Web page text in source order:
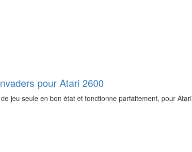
pour Atari 2600
jeu seule en bon état et fonctionne parfaitement, pour Atari